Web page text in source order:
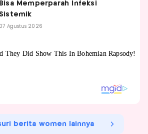
Bisa Memperparah Infeksi
Sistemik
07 Agustus 2026
berita women lainnya